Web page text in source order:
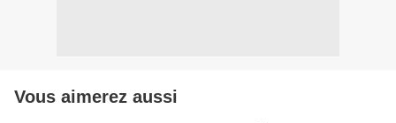
Vous aimerez aussi